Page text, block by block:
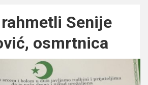
Senije
osmrtnica